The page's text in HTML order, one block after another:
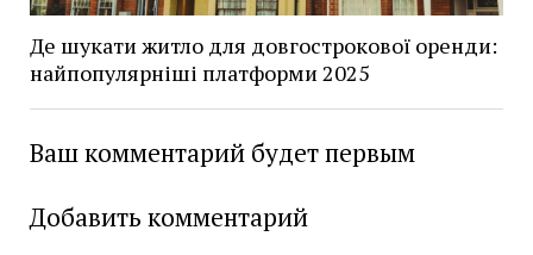
Де шукати житло для довгострокової оренди:
найпопулярніші платформи 2025
Ваш комментарий будет первым
Добавить комментарий